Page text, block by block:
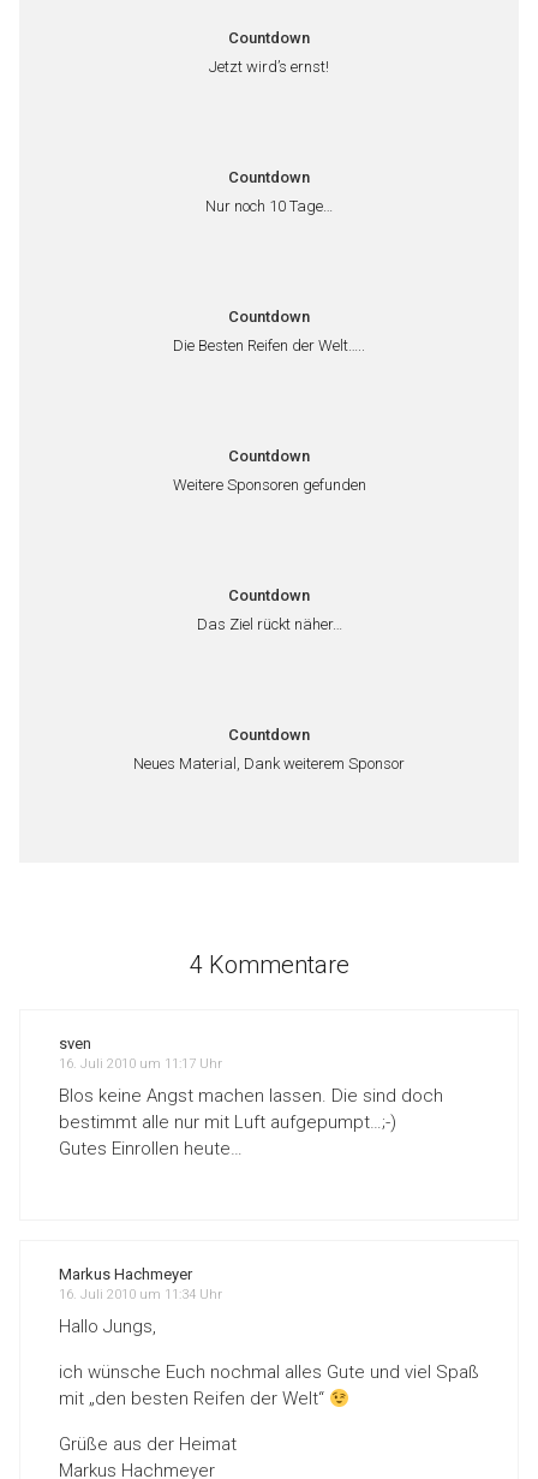
Countdown
Jetzt wird’s ernst!
Countdown
Nur noch 10 Tage…
Countdown
Die Besten Reifen der Welt…..
Countdown
Weitere Sponsoren gefunden
Countdown
Das Ziel rückt näher…
Countdown
Neues Material, Dank weiterem Sponsor
4 Kommentare
sven
16. Juli 2010 um 11:17 Uhr
Blos keine Angst machen lassen. Die sind doch
bestimmt alle nur mit Luft aufgepumpt…;-)
Gutes Einrollen heute…
Markus Hachmeyer
16. Juli 2010 um 11:34 Uhr
Hallo Jungs,
ich wünsche Euch nochmal alles Gute und viel Spaß
mit „den besten Reifen der Welt“
Grüße aus der Heimat
Markus Hachmeyer